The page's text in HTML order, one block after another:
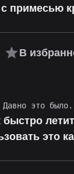
примесью
В
Давно это
это